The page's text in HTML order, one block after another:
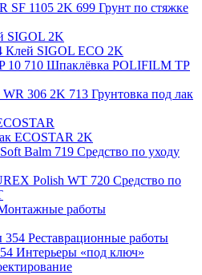
Грунт по стяжке
SIGOL 2K
Клей SIGOL ECO 2K
Шпаклёвка POLIFILM TP
Грунтовка под лак
ECOSTAR 2K
Средство по уходу
Средство по
работы
Реставрационные работы
Интерьеры «под ключ»